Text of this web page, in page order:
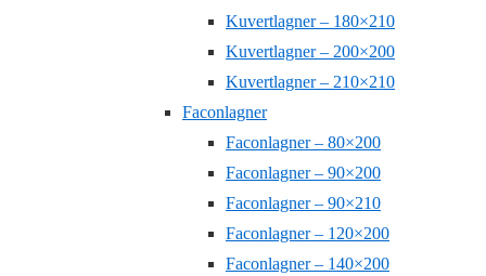
Kuvertlagner – 180×210
Kuvertlagner – 200×200
Kuvertlagner – 210×210
Faconlagner
Faconlagner – 80×200
Faconlagner – 90×200
Faconlagner – 90×210
Faconlagner – 120×200
Faconlagner – 140×200